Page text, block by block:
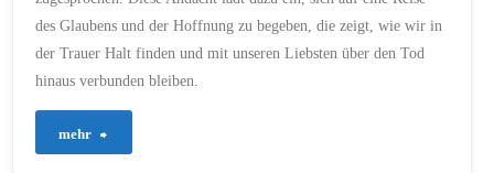
des Glaubens und der Hoffnung zu begeben, die zeigt, wie wir in
der Trauer Halt finden und mit unseren Liebsten über den Tod
hinaus verbunden bleiben.
mehr